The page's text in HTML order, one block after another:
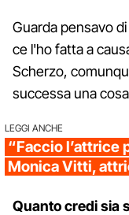
Guarda pensavo
ce l'ho fatta a
Scherzo,
successa una
LEGGI ANCHE
“Faccio l’attrice
Monica Vitti,
Quanto credi sia